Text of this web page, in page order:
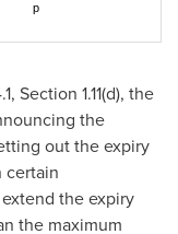
p
Section 1.11(d), the
the
out the expiry
certain
the expiry
the maximum